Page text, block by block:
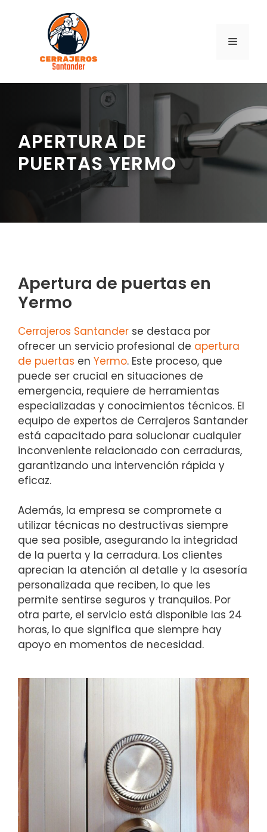
contenido
MENÚ
APERTURA DE
PUERTAS YERMO
Apertura de puertas en
Yermo
Cerrajeros Santander se destaca por
ofrecer un servicio profesional de apertura
de puertas en Yermo. Este proceso, que
puede ser crucial en situaciones de
emergencia, requiere de herramientas
especializadas y conocimientos técnicos. El
equipo de expertos de Cerrajeros Santander
está capacitado para solucionar cualquier
inconveniente relacionado con cerraduras,
garantizando una intervención rápida y
eficaz.
Además, la empresa se compromete a
utilizar técnicas no destructivas siempre
que sea posible, asegurando la integridad
de la puerta y la cerradura. Los clientes
aprecian la atención al detalle y la asesoría
personalizada que reciben, lo que les
permite sentirse seguros y tranquilos. Por
otra parte, el servicio está disponible las 24
horas, lo que significa que siempre hay
apoyo en momentos de necesidad.